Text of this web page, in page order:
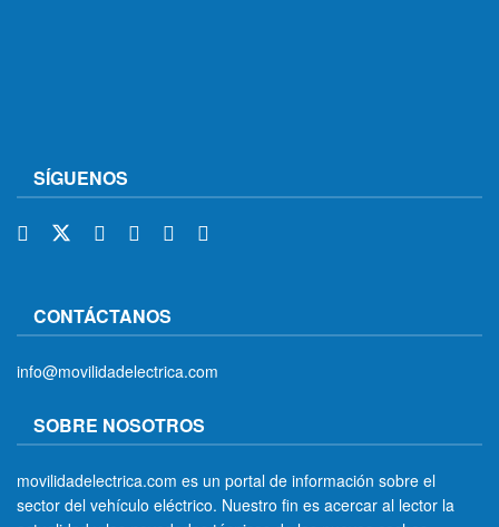
SÍGUENOS
CONTÁCTANOS
info@movilidadelectrica.com
SOBRE NOSOTROS
movilidadelectrica.com es un portal de información sobre el
sector del vehículo eléctrico. Nuestro fin es acercar al lector la